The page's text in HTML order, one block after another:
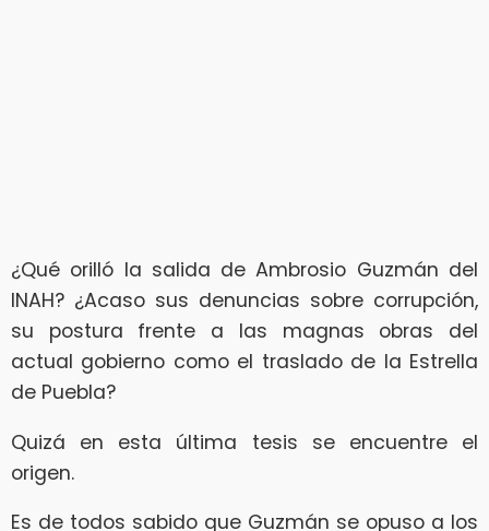
¿Qué orilló la salida de Ambrosio Guzmán del
INAH? ¿Acaso sus denuncias sobre corrupción,
su postura frente a las magnas obras del
actual gobierno como el traslado de la Estrella
de Puebla?
Quizá en esta última tesis se encuentre el
origen.
Es de todos sabido que Guzmán se opuso a los